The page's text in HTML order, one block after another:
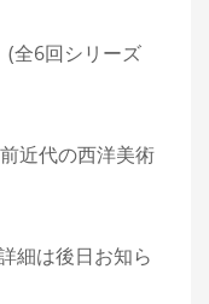
(全6回シリーズ
近代の西洋美術
細は後日お知ら